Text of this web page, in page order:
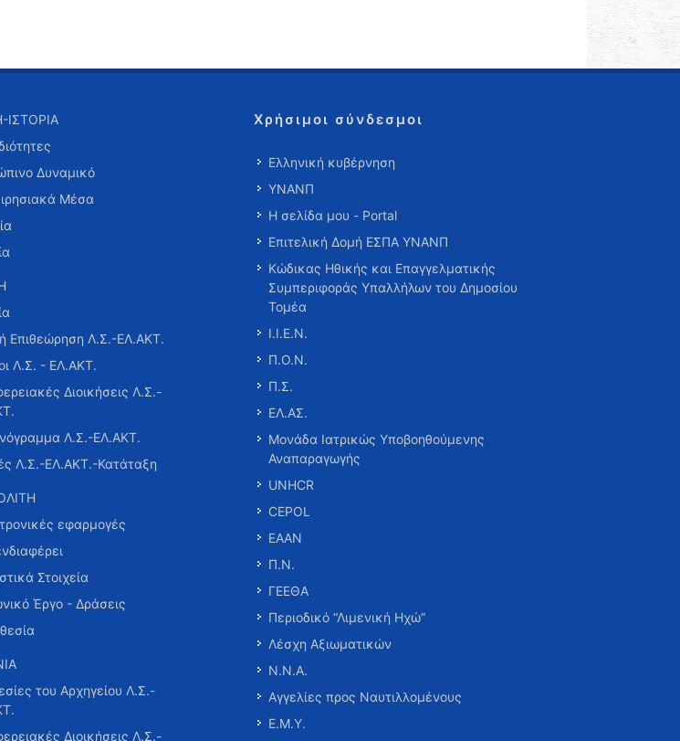
Δυναμικό
Μέσα
Επιθεώρηση Λ.Σ.-ΕΛ.ΑΚΤ.
Λ.Σ. - ΕΛ.ΑΚΤ.
Διοικήσεις Λ.Σ.-
Λ.Σ.-ΕΛ.ΑΚΤ.
Λ.Σ.-ΕΛ.ΑΚΤ.-Κατάταξη
εφαρμογές
Στοιχεία
Έργο - Δράσεις
του Αρχηγείου Λ.Σ.-
Διοικήσεις Λ.Σ.-
Χρήσιμοι σύνδεσμοι
Ελληνική κυβέρνηση
ΥΝΑΝΠ
Η σελίδα μου - Portal
Επιτελική Δομή ΕΣΠΑ ΥΝΑΝΠ
Κώδικας Ηθικής και Επαγγελματικής
Συμπεριφοράς Υπαλλήλων του Δημοσίου
Τομέα
Ι.Ι.Ε.Ν.
Π.Ο.Ν.
Π.Σ.
ΕΛ.ΑΣ.
Μονάδα Ιατρικώς Υποβοηθούμενης
Αναπαραγωγής
UNHCR
CEPOL
ΕΑΑΝ
Π.Ν.
ΓΕΕΘΑ
Περιοδικό “Λιμενική Ηχώ”
Λέσχη Αξιωματικών
Ν.Ν.Α.
Αγγελίες προς Ναυτιλλομένους
Ε.Μ.Υ.